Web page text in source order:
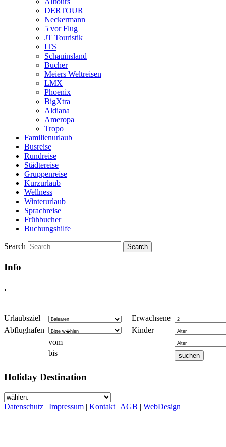
DERTOUR
Neckermann
5 vor Flug
JT Touristik
ITS
Schauinsland
Bucher
Meiers Weltreisen
LMX
Phoenix
BigXtra
Aldiana
Ameropa
Tropo
Familienurlaub
Busreise
Rundreise
Städtereise
Gruppenreise
Kurzurlaub
Wellness
Winterurlaub
Sprachreise
Frühbucher
Buchungshilfe
Search
Info
.
Urlaubsziel
Erwachsene
Abflughafen
Kinder
vom
bis
Holiday Destination
Datenschutz | Impressum | Kontakt | AGB | WebDesign